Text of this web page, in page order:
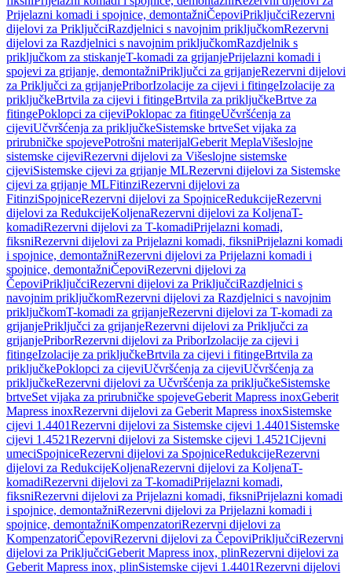
Prijelazni komadi i spojnice, demontažniČepoviPriključciRezervni
dijelovi za PriključciRazdjelnici s navojnim priključkomRezervni
dijelovi za Razdjelnici s navojnim priključkomRazdjelnik s
priključkom za stiskanjeT-komadi za grijanjePrijelazni komadi i
spojevi za grijanje, demontažniPriključci za grijanjeRezervni dijelovi
za Priključci za grijanjePriborIzolacije za cijevi i fitingeIzolacije za
priključkeBrtvila za cijevi i fitingeBrtvila za priključkeBrtve za
fitingePoklopci za cijeviPoklopac za fitingeUčvršćenja za
cijeviUčvršćenja za priključkeSistemske brtveSet vijaka za
prirubničke spojevePotrošni materijalGeberit MeplaVišeslojne
sistemske cijeviRezervni dijelovi za Višeslojne sistemske
cijeviSistemske cijevi za grijanje MLRezervni dijelovi za Sistemske
cijevi za grijanje MLFitinziRezervni dijelovi za
FitinziSpojniceRezervni dijelovi za SpojniceRedukcijeRezervni
dijelovi za RedukcijeKoljenaRezervni dijelovi za KoljenaT-
komadiRezervni dijelovi za T-komadiPrijelazni komadi,
fiksniRezervni dijelovi za Prijelazni komadi, fiksniPrijelazni komadi
i spojnice, demontažniRezervni dijelovi za Prijelazni komadi i
spojnice, demontažniČepoviRezervni dijelovi za
ČepoviPriključciRezervni dijelovi za PriključciRazdjelnici s
navojnim priključkomRezervni dijelovi za Razdjelnici s navojnim
priključkomT-komadi za grijanjeRezervni dijelovi za T-komadi za
grijanjePriključci za grijanjeRezervni dijelovi za Priključci za
grijanjePriborRezervni dijelovi za PriborIzolacije za cijevi i
fitingeIzolacije za priključkeBrtvila za cijevi i fitingeBrtvila za
priključkePoklopci za cijeviUčvršćenja za cijeviUčvršćenja za
priključkeRezervni dijelovi za Učvršćenja za priključkeSistemske
brtveSet vijaka za prirubničke spojeveGeberit Mapress inoxGeberit
Mapress inoxRezervni dijelovi za Geberit Mapress inoxSistemske
cijevi 1.4401Rezervni dijelovi za Sistemske cijevi 1.4401 Sistemske
cijevi 1.4521Rezervni dijelovi za Sistemske cijevi 1.4521Cijevni
umeciSpojniceRezervni dijelovi za SpojniceRedukcijeRezervni
dijelovi za RedukcijeKoljenaRezervni dijelovi za KoljenaT-
komadiRezervni dijelovi za T-komadiPrijelazni komadi,
fiksniRezervni dijelovi za Prijelazni komadi, fiksniPrijelazni komadi
i spojnice, demontažniRezervni dijelovi za Prijelazni komadi i
spojnice, demontažniKompenzatoriRezervni dijelovi za
KompenzatoriČepoviRezervni dijelovi za ČepoviPriključciRezervni
dijelovi za PriključciGeberit Mapress inox, plinRezervni dijelovi za
Geberit Mapress inox, plinSistemske cijevi 1.4401Rezervni dijelovi